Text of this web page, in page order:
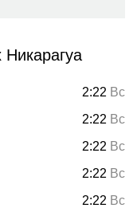
2:22 Вс
2:22 Вс
2:22 Вс
2:22 Вс
2:22 Вс